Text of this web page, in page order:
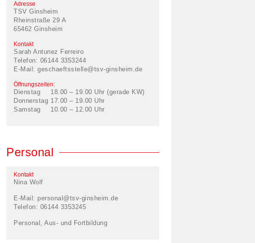
Adresse
TSV Ginsheim
Rheinstraße 29 A
65462 Ginsheim
Kontakt
Sarah Antunez Ferreiro
Telefon: 06144 3353244
E-Mail: geschaeftsstelle@tsv-ginsheim.de
Öffnungszeiten:
Dienstag
18.00 – 19.00 Uhr (gerade KW)
Donnerstag 17.00 – 19.00 Uhr
Samstag
10.00 – 12.00 Uhr
Personal
Kontakt
Nina Wolf
E-Mail: personal@tsv-ginsheim.de
Telefon: 06144 3353245
Personal, Aus- und Fortbildung